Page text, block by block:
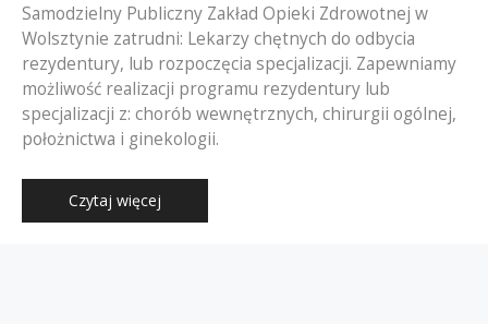
Samodzielny Publiczny Zakład Opieki Zdrowotnej w
Wolsztynie zatrudni: Lekarzy chętnych do odbycia
rezydentury, lub rozpoczęcia specjalizacji. Zapewniamy
możliwość realizacji programu rezydentury lub
specjalizacji z: chorób wewnętrznych, chirurgii ogólnej,
położnictwa i ginekologii.
Czytaj więcej